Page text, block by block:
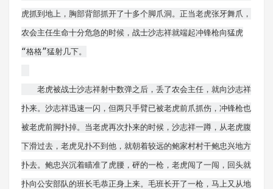
虎抓到地上，胸部背部抓开了十多个脚爪洞。正当老虎张牙舞爪，
农会主任生命十分危急的时候，战士沙志祥就端起冲锋枪向猛虎
“格格”猛射几下。
老虎被战士沙志祥射中数弹之后，丢了农会主任，就向沙志祥
扑来。沙志祥迅速一闪，但两只手臂已被老虎前爪抓伤，冲锋枪也
被老虎前脚扑掉。当老虎再次扑来的时候，沙志祥一蹲，从老虎腹
下滑过去，老虎见扑不到他，就朝着较远的鲍家村村干鲍忠兴地方
扑去。鲍忠兴沉着瞄准了虎腰，砰的一枪，老虎闯了一闯，回头就
扑向公安部队的班长毛恭正身上来。毛班长开了一枪，马上又从地